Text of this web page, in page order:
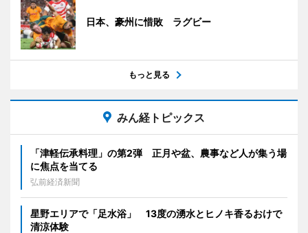
日本、豪州に惜敗 ラグビー
もっと見る
みん経トピックス
「津軽伝承料理」の第2弾 正月や盆、農事など人が集う場
に焦点を当てる
弘前経済新聞
星野エリアで「足水浴」 13度の湧水とヒノキ香るおけで
清涼体験